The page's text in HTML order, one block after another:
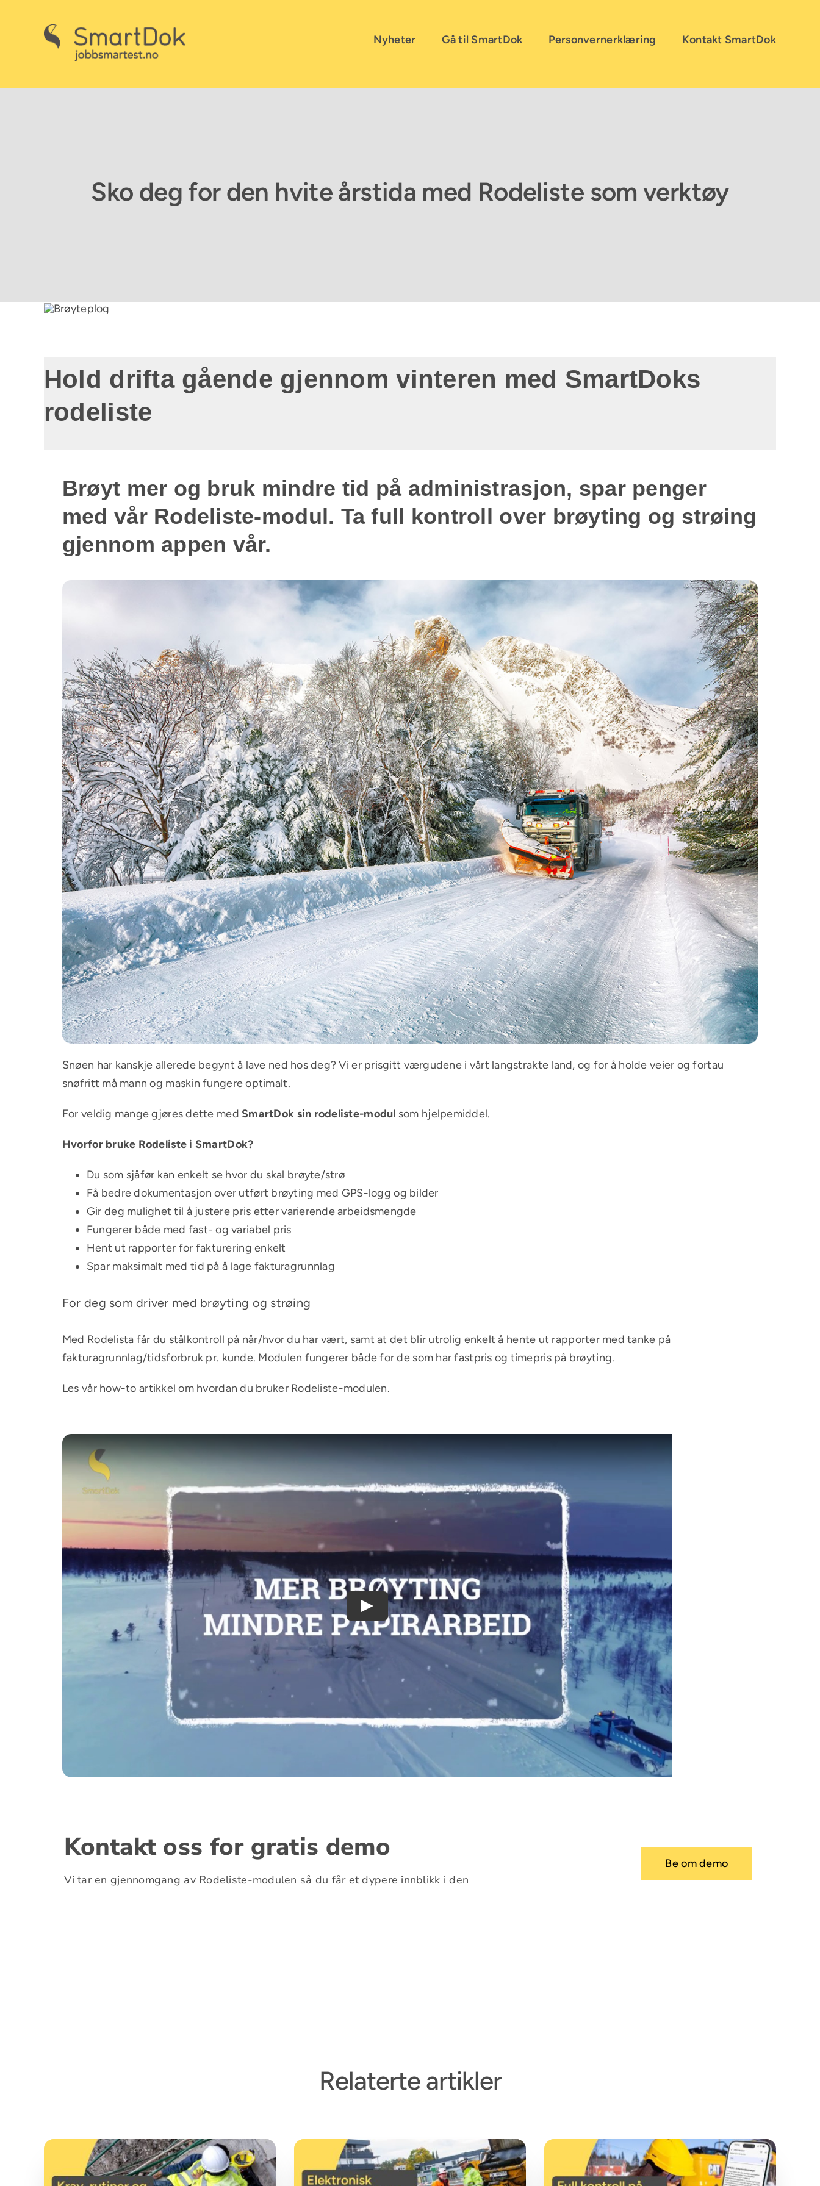
Nyheter Gå til SmartDok Personvernerklæring Kontakt SmartDok
Sko deg for den hvite årstida med Rodeliste som verktøy
Hold drifta gående gjennom vinteren med SmartDoks
rodeliste
Brøyt mer og bruk mindre tid på administrasjon, spar penger
med vår Rodeliste-modul. Ta full kontroll over brøyting og strøing
gjennom appen vår.
Snøen har kanskje allerede begynt å lave ned hos deg? Vi er prisgitt værgudene i vårt langstrakte land, og for å holde veier og fortau
snøfritt må mann og maskin fungere optimalt.
For veldig mange gjøres dette med SmartDok sin rodeliste-modul som hjelpemiddel.
Hvorfor bruke Rodeliste i SmartDok?
Du som sjåfør kan enkelt se hvor du skal brøyte/strø
Få bedre dokumentasjon over utført brøyting med GPS-logg og bilder
Gir deg mulighet til å justere pris etter varierende arbeidsmengde
Fungerer både med fast- og variabel pris
Hent ut rapporter for fakturering enkelt
Spar maksimalt med tid på å lage fakturagrunnlag
For deg som driver med brøyting og strøing
Med Rodelista får du stålkontroll på når/hvor du har vært, samt at det blir utrolig enkelt å hente ut rapporter med tanke på
fakturagrunnlag/tidsforbruk pr. kunde. Modulen fungerer både for de som har fastpris og timepris på brøyting.
Les vår how-to artikkelom hvordan du bruker Rodeliste-modulen.
Kontakt oss for gratis demo
Vi tar en gjennomgang av Rodeliste-modulen så du får et dypere innblikk i den
Be om demo
Relaterte artikler